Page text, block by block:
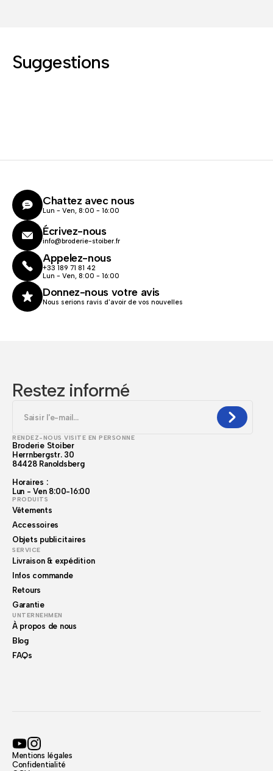
Suggestions
Chattez avec nous
Lun - Ven, 8:00 - 16:00
Écrivez-nous
info@broderie-stoiber.fr
Appelez-nous
+33 189 71 81 42
Lun - Ven, 8:00 - 16:00
Donnez-nous votre avis
Nous serions ravis d'avoir de vos nouvelles
Restez informé
RENDEZ-NOUS VISITE EN PERSONNE
Broderie Stoiber
Herrnbergstr. 30
84428 Ranoldsberg
Horaires :
Lun - Ven 8:00-16:00
PRODUITS
Vêtements
Accessoires
Objets publicitaires
SERVICE
Livraison & expédition
Infos commande
Retours
Garantie
UNTERNEHMEN
À propos de nous
Blog
FAQs
Mentions légales
Confidentialité